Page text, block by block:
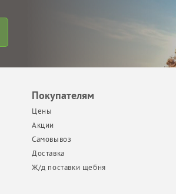
Покупателям
Цены
Акции
Самовывоз
Доставка
Ж/д поставки щебня